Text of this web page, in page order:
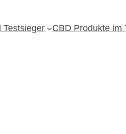
Testsieger CBD Produkte im